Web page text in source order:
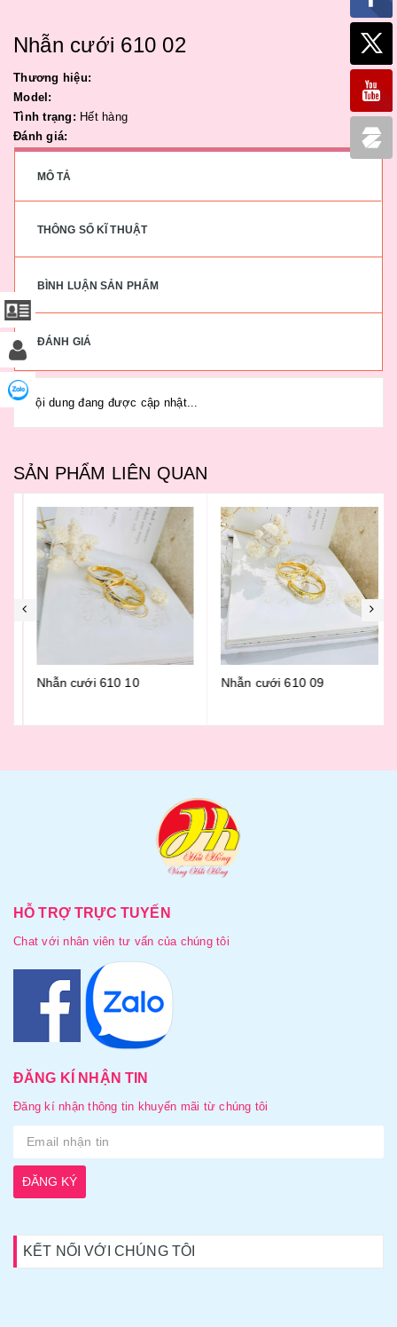
Nhẫn cưới 610 02
Thương hiệu:
Model:
Tình trạng: Hết hàng
Đánh giá:
MÔ TẢ
THÔNG SỐ KĨ THUẬT
BÌNH LUẬN SẢN PHẨM
ĐÁNH GIÁ
Nội dung đang được cập nhật...
SẢN PHẨM LIÊN QUAN
Nhẫn cưới 610 10 Nhẫn cưới 610 09
HỖ TRỢ TRỰC TUYẾN
Chat với nhân viên tư vấn của chúng tôi
ĐĂNG KÍ NHẬN TIN
Đăng kí nhận thông tin khuyến mãi từ chúng tôi
ĐĂNG KÝ
KẾT NỐI VỚI CHÚNG TÔI